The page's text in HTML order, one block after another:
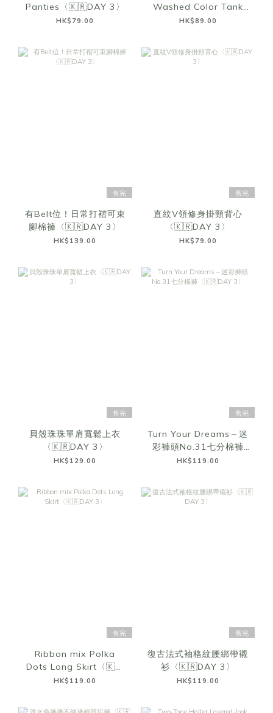
Panties〈🇰🇷DAY 3〉
HK$79.00
Washed Color Tank
Top〈🇰🇷DAY 3〉
HK$89.00
售完
有Belt位！日常打褶可束
腳棉褲〈🇰🇷DAY 3〉
HK$139.00
售完
直紋V領修身掛頸背心
〈🇰🇷DAY 3〉
HK$79.00
售完
貝殼珠珠單肩寬鬆上衣
〈🇰🇷DAY 3〉
HK$129.00
售完
Turn Your Dreams～迷
彩褲頭No.31七分棉褲
〈🇰🇷DAY 3〉
HK$119.00
售完
Ribbon mix Polka
Dots Long Skirt〈🇰🇷
DAY 3〉
HK$119.00
售完
復古法式袖格紋腰綁帶襯
衫〈🇰🇷DAY 3〉
HK$119.00